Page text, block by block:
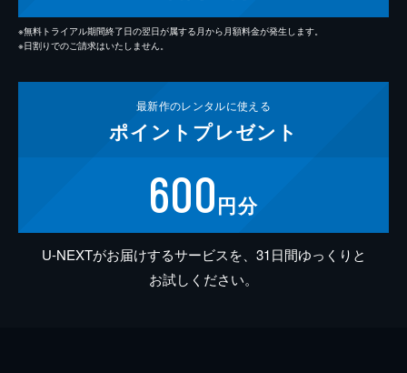
※無料トライアル期間終了日の翌日が属する月から月額料金が発生します。
※日割りでのご請求はいたしません。
最新作のレンタルに使える
ポイント プレゼント
600円分
U-NEXTがお届けするサービスを、31日間ゆっくりと
お試しください。